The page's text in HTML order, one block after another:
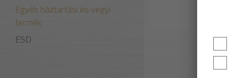
Egyéb háztartási és vegyi
termék
ESD